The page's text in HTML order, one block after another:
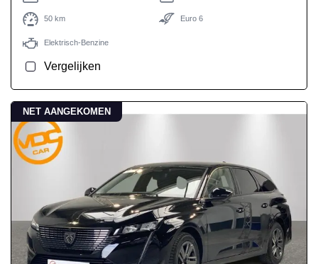
50 km Euro 6
Elektrisch-Benzine
Vergelijken
NET AANGEKOMEN